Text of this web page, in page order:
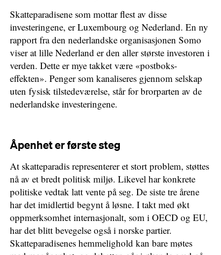
Skatteparadisene som mottar flest av disse
investeringene, er Luxembourg og Nederland. En ny
rapport fra den nederlandske organisasjonen Somo
viser at lille Nederland er den aller største investoren i
verden. Dette er mye takket være «postboks-
effekten». Penger som kanaliseres gjennom selskap
uten fysisk tilstedeværelse, står for brorparten av de
nederlandske investeringene.
Åpenhet er første steg
At skatteparadis representerer et stort problem, støttes
nå av et bredt politisk miljø. Likevel har konkrete
politiske vedtak latt vente på seg. De siste tre årene
har det imidlertid begynt å løsne. I takt med økt
oppmerksomhet internasjonalt, som i OECD og EU,
har det blitt bevegelse også i norske partier.
Skatteparadisenes hemmelighold kan bare møtes